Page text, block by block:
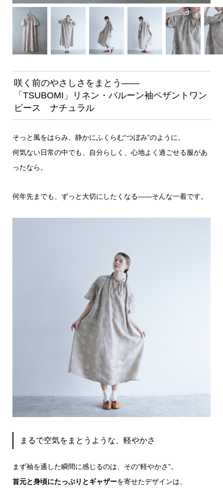
咲く前のやさしさをまとう——
「TSUBOMI」リネン・バルーン袖ペザントワン
ピース ナチュラル
そっと風をはらみ、静かにふくらむ“つぼみ”のように。
何気ない日常の中でも、自分らしく、心地よく過ごせる服があ
ったなら。
何年先までも、ずっと大切にしたくなる——そんな一着です。
まるで空気をまとうような、軽やかさ
まず袖を通した瞬間に感じるのは、その“軽やかさ”。
首元と身頃にたっぷりとギャザーを寄せたデザインは、